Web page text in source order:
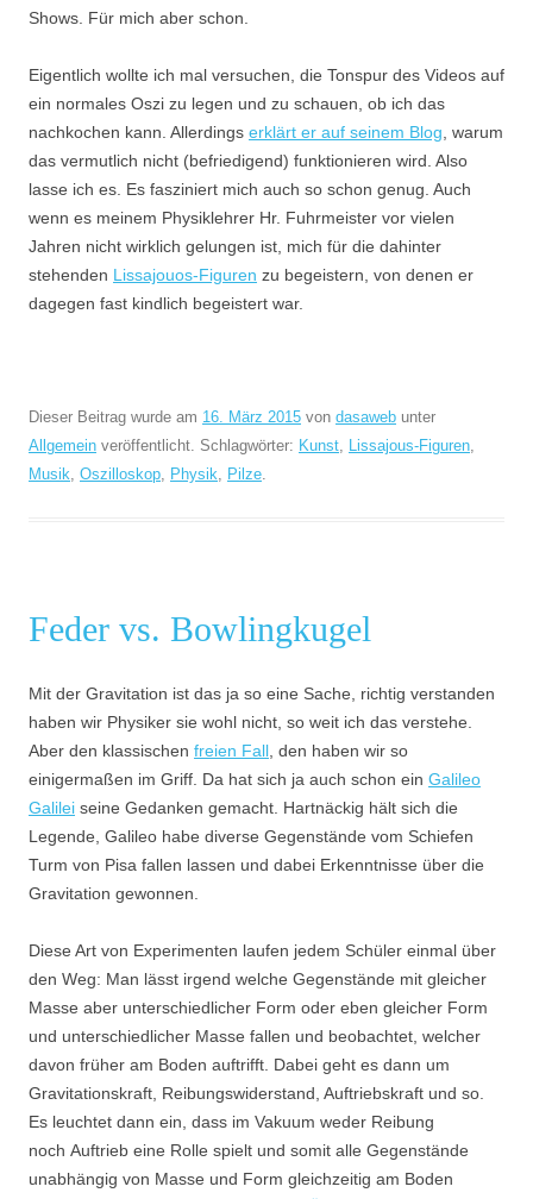
Shows. Für mich aber schon.
Eigentlich wollte ich mal versuchen, die Tonspur des Videos auf
ein normales Oszi zu legen und zu schauen, ob ich das
nachkochen kann. Allerdings erklärt er auf seinem Blog , warum
das vermutlich nicht (befriedigend) funktionieren wird. Also
lasse ich es. Es fasziniert mich auch so schon genug. Auch
wenn es meinem Physiklehrer Hr. Fuhrmeister vor vielen
Jahren nicht wirklich gelungen ist, mich für die dahinter
stehenden Lissajouos-Figuren zu begeistern, von denen er
dagegen fast kindlich begeistert war.
Dieser Beitrag wurde am 16. März 2015 von dasaweb unter
Allgemein veröffentlicht. Schlagwörter: Kunst, Lissajous-Figuren,
Musik, Oszilloskop, Physik, Pilze.
Feder vs. Bowlingkugel
Mit der Gravitation ist das ja so eine Sache, richtig verstanden
haben wir Physiker sie wohl nicht, so weit ich das verstehe.
Aber den klassischen freien Fall , den haben wir so
einigermaßen im Griff. Da hat sich ja auch schon ein Galileo
Galilei seine Gedanken gemacht. Hartnäckig hält sich die
Legende, Galileo habe diverse Gegenstände vom Schiefen
Turm von Pisa fallen lassen und dabei Erkenntnisse über die
Gravitation gewonnen.
Diese Art von Experimenten laufen jedem Schüler einmal über
den Weg: Man lässt irgend welche Gegenstände mit gleicher
Masse aber unterschiedlicher Form oder eben gleicher Form
und unterschiedlicher Masse fallen und beobachtet, welcher
davon früher am Boden auftrifft. Dabei geht es dann um
Gravitationskraft, Reibungswiderstand, Auftriebskraft und so.
Es leuchtet dann ein, dass im Vakuum weder Reibung
noch Auftrieb eine Rolle spielt und somit alle Gegenstände
unabhängig von Masse und Form gleichzeitig am Boden